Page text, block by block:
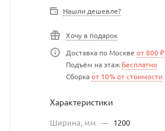
Нашли дешевле?
Хочу в подарок
Доставка по Москве от 800 ₽
Подъём на этаж Бесплатно
Сборкаот 10% от стоимости
Характеристики
Ширина, мм — 1200